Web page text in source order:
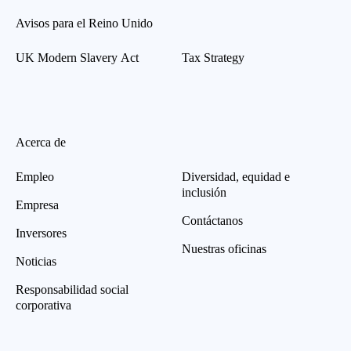
Avisos para el Reino Unido
UK Modern Slavery Act Tax Strategy
Acerca de
Empleo
Empresa
Inversores
Noticias
Responsabilidad social
corporativa
Diversidad, equidad e
inclusión
Contáctanos
Nuestras oficinas